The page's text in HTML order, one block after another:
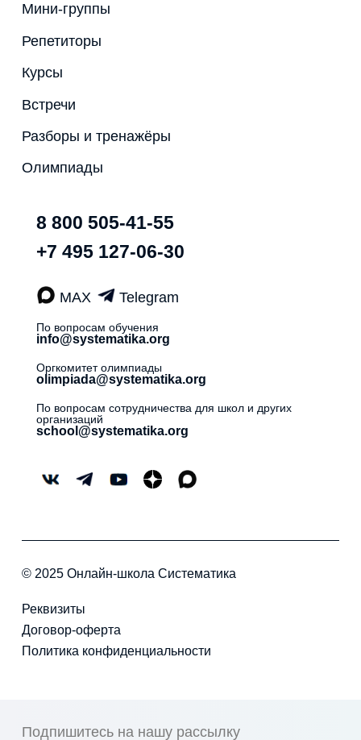
Мини-группы
Репетиторы
Курсы
Встречи
Разборы и тренажёры
Олимпиады
8 800 505-41-55
+7 495 127-06-30
MAX Telegram
По вопросам обучения
info@systematika.org
Оргкомитет олимпиады
olimpiada@systematika.org
По вопросам сотрудничества для школ и других
организаций
school@systematika.org
© 2025 Онлайн-школа Систематика
Реквизиты
Договор-оферта
Политика конфиденциальности
Подпишитесь на нашу рассылку